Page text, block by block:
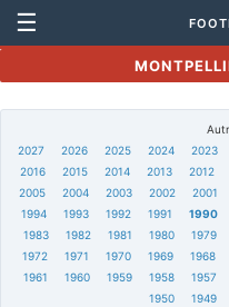
☰
2027
2026 2025 2024 2023
2016
2015 2014 2013 2012
2005
2004 2003 2002 2001
1994
1993 1992 1991 1990
1983
1982 1981 1980 1979
1972
1971 1970 1969 1968
1961
1960 1959 1958 1957
1950
1949